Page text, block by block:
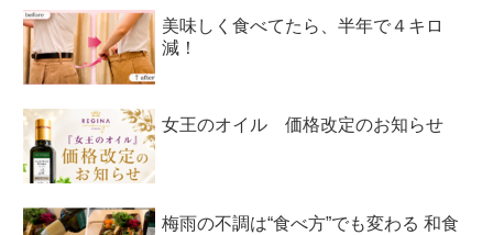
美味しく食べてたら、半年で４キロ
減！
女王のオイル 価格改定のお知らせ
梅雨の不調は“食べ方”でも変わる 和食